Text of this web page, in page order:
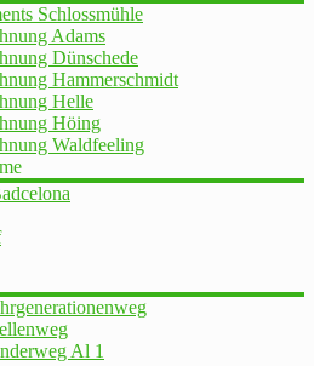
Schlossmühle
Adams
Dünschede
Hammerschmidt
Helle
Höing
Waldfeeling
Al 1